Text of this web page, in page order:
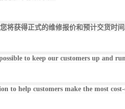
将获得正式的维修报价和预计交货时
to keep our customers up and
to help customers make the most